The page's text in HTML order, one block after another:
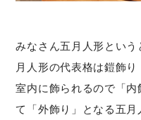
みなさん五月人形とい
月人形の代表格は鎧飾
室内に飾られるので「
て「外飾り」となる五月